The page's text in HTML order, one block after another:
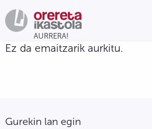
Ez da emaitzarik aurkitu.
Gurekin lan egin